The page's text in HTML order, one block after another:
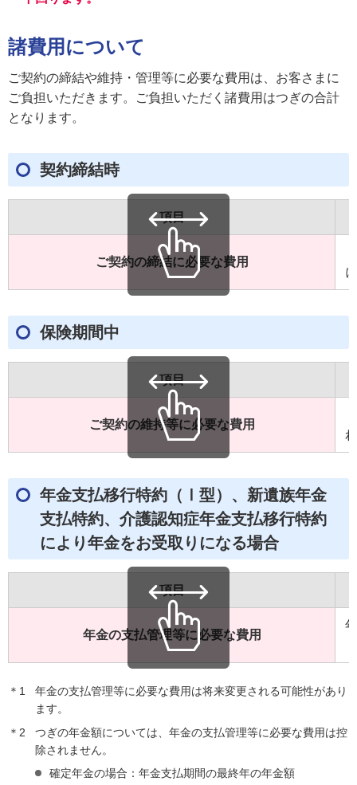
諸費用について
ご契約の締結や維持・管理等に必要な費用は、お客さまに
ご負担いただきます。ご負担いただく諸費用はつぎの合計
となります。
契約締結時
項目
ご契約の締結に必要な費用
保険期間中
項目
ご契約の維持等に必要な費用
年金支払移行特約（Ⅰ型）、新遺族年金
支払特約、介護認知症年金支払移行特約
により年金をお受取りになる場合
項目
年金の支払管理等に必要な費用
＊1
年金の支払管理等に必要な費用は将来変更される可能性があり
ます。
＊2
つぎの年金額については、年金の支払管理等に必要な費用は控
除されません。
確定年金の場合：年金支払期間の最終年の年金額